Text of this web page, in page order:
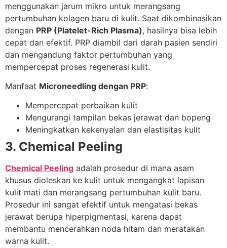
menggunakan jarum mikro untuk merangsang
pertumbuhan kolagen baru di kulit. Saat dikombinasikan
dengan PRP (Platelet-Rich Plasma), hasilnya bisa lebih
cepat dan efektif. PRP diambil dari darah pasien sendiri
dan mengandung faktor pertumbuhan yang
mempercepat proses regenerasi kulit.
Manfaat Microneedling dengan PRP:
Mempercepat perbaikan kulit
Mengurangi tampilan bekas jerawat dan bopeng
Meningkatkan kekenyalan dan elastisitas kulit
3. Chemical Peeling
Chemical Peeling adalah prosedur di mana asam
khusus dioleskan ke kulit untuk mengangkat lapisan
kulit mati dan merangsang pertumbuhan kulit baru.
Prosedur ini sangat efektif untuk mengatasi bekas
jerawat berupa hiperpigmentasi, karena dapat
membantu mencerahkan noda hitam dan meratakan
warna kulit.